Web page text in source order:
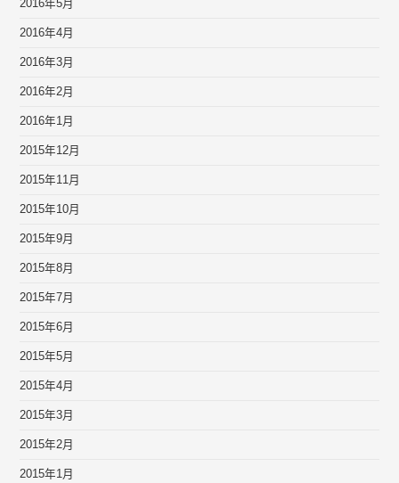
2016年5月
2016年4月
2016年3月
2016年2月
2016年1月
2015年12月
2015年11月
2015年10月
2015年9月
2015年8月
2015年7月
2015年6月
2015年5月
2015年4月
2015年3月
2015年2月
2015年1月